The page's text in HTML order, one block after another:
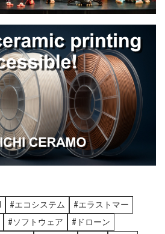
エコシステム
エラストマー
ソフトウェア
ドローン